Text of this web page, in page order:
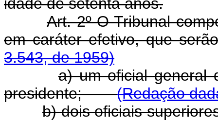
Art. 2º O Tribunal
em caráter efetivo,
3.543, de 1959)
a) um oficial general
presidente;(Redação
b) dois oficiais